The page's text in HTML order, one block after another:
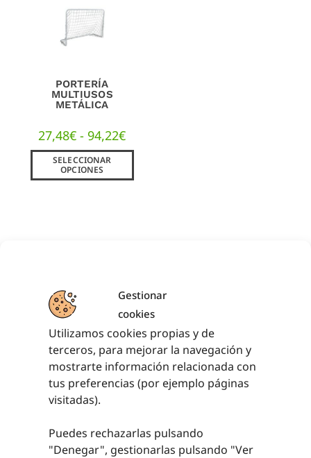
Gestionar
cookies
Utilizamos cookies propias y de
terceros, para mejorar la navegación y
mostrarte información relacionada con
tus preferencias (por ejemplo páginas
visitadas).
Puedes rechazarlas pulsando
"Denegar", gestionarlas pulsando "Ver
PORTERÍA
MULTIUSOS
METÁLICA
27,48€ - 94,22€
SELECCIONAR
OPCIONES
RINGO HUECO
3,76€ sin IVA (4,55€
iva incl.)